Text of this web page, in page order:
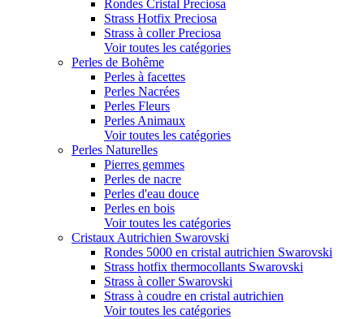
Rondes Cristal Preciosa
Strass Hotfix Preciosa
Strass à coller Preciosa
Voir toutes les catégories
Perles de Bohême
Perles à facettes
Perles Nacrées
Perles Fleurs
Perles Animaux
Voir toutes les catégories
Perles Naturelles
Pierres gemmes
Perles de nacre
Perles d'eau douce
Perles en bois
Voir toutes les catégories
Cristaux Autrichien Swarovski
Rondes 5000 en cristal autrichien Swarovski
Strass hotfix thermocollants Swarovski
Strass à coller Swarovski
Strass à coudre en cristal autrichien
Voir toutes les catégories